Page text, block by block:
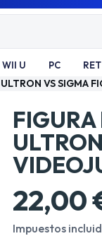
WII U PC
VS SIGMA
FIGURA
22,00
Impuestos